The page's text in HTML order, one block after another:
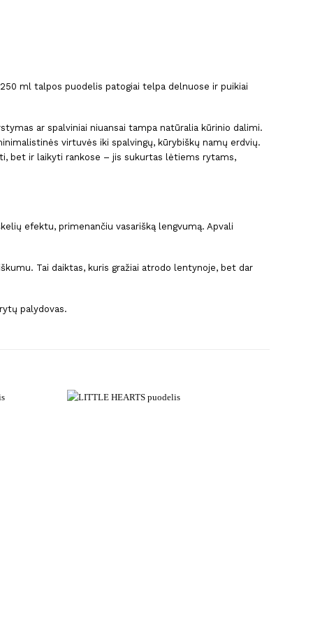
ml talpos puodelis patogiai telpa delnuose ir puikiai
ar spalviniai niuansai tampa natūralia kūrinio dalimi.
virtuvės iki spalvingų, kūrybiškų namų erdvių.
bet ir laikyti rankose – jis sukurtas lėtiems rytams,
efektu, primenančiu vasarišką lengvumą. Apvali
Tai daiktas, kuris gražiai atrodo lentynoje, bet dar
palydovas.